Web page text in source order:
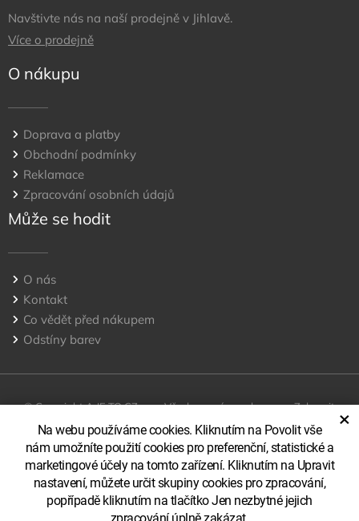
Na webu používáme cookies. Kliknutím na Povolit vše
nám umožníte použití cookies pro preferenční, statistické a
marketingové účely na tomto zařízení. Kliknutím na Upravit
nastavení, můžete určit skupiny cookies pro zpracování,
popřípadě kliknutím na tlačítko Jen nezbytné jejich
zpracování úplně zakázat.
×
Navštivte nás na naší prodejně v Jihlavě.
Více o prodejně
O nákupu
Doprava a platby
Obchodní podmínky
Reklamace
Zpracování osobních údajů
Může se hodit
O nás
Kontakt
Co vědět před nákupem
Odstíny barev
© Copyright A JE TO CZ, s.r.o Všechna práva vyhrazenaZobrazit
klasickou verzi